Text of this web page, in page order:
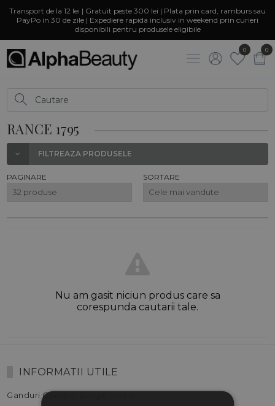
Transport de la 12 lei | Gratuit peste 300 lei | Plata prin card, ramburs sau
PayPo in 30 de zile | Expediere rapida inclusiv in weekend prin curieri
disponibili pentru produsele eligibile
0 0
RANCE 1795
FILTREAZA PRODUSELE
PAGINARE SORTARE
Nu am gasit niciun produs care sa
corespunda cautarii tale.
INFORMATII UTILE
Ganduri Codate: Blogul unui AI